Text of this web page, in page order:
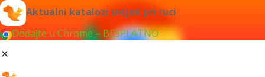
Aktualni katalozi uvijek pri ruci
Dodajte u Chrome – BESPLATNO